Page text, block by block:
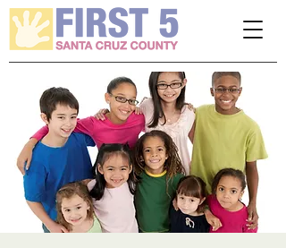
note:
This
website
includes
accessibility